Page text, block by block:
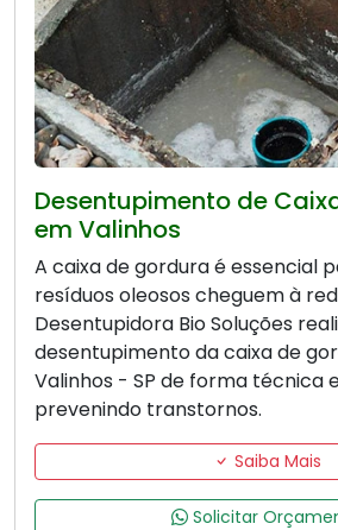
Desentupimento de
em Valinhos
A caixa de gordura é essencial
resíduos oleosos cheguem à
Desentupidora Bio Soluções
desentupimento da caixa de
Valinhos - SP de forma técnica
prevenindo transtornos.
Saiba Mais
Solicitar